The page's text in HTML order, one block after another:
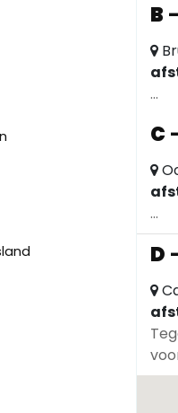
B
...
C
...
D